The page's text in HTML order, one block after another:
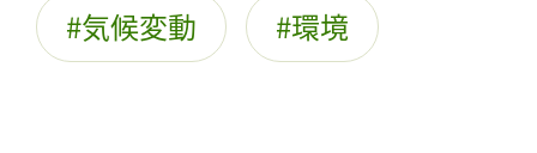
気候変動 環境